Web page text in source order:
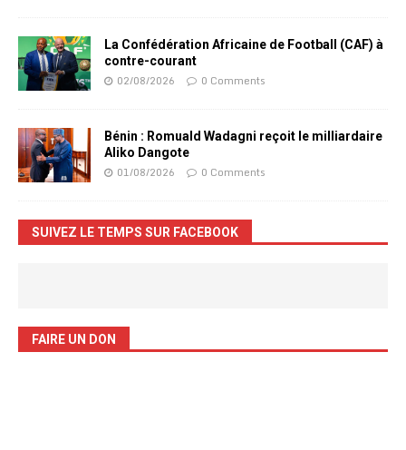
La Confédération Africaine de Football (CAF) à
contre-courant
02/08/2026 0 Comments
Bénin : Romuald Wadagni reçoit le milliardaire
Aliko Dangote
01/08/2026 0 Comments
SUIVEZ LE TEMPS SUR FACEBOOK
FAIRE UN DON